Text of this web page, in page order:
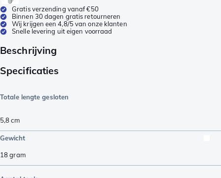
Gratis verzending vanaf €50
Binnen 30 dagen gratis retourneren
Wij krijgen een 4,8/5 van onze klanten
Snelle levering uit eigen voorraad
Beschrijving
Specificaties
Totale lengte gesloten
5,8cm
Gewicht
18gram